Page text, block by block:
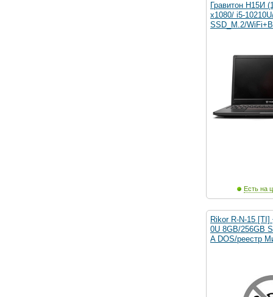
Гравитон Н15И
x1080/ i5-
SSD_M.2/
Есть на
Rikor R-N-15
0U 8GB/256GB
A DOS/реестр